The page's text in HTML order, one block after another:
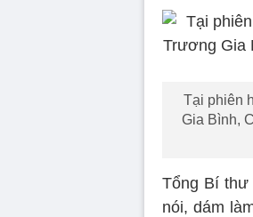
Tại phiên
Gia Bình,
Tổng Bí thư
nói, dám